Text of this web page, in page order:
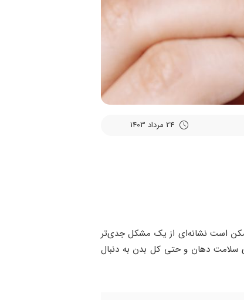
ممکن است نشانه‌ای از یک مشکل جدی‌تر
سلامت دهان و حتی کل بدن به دنبال